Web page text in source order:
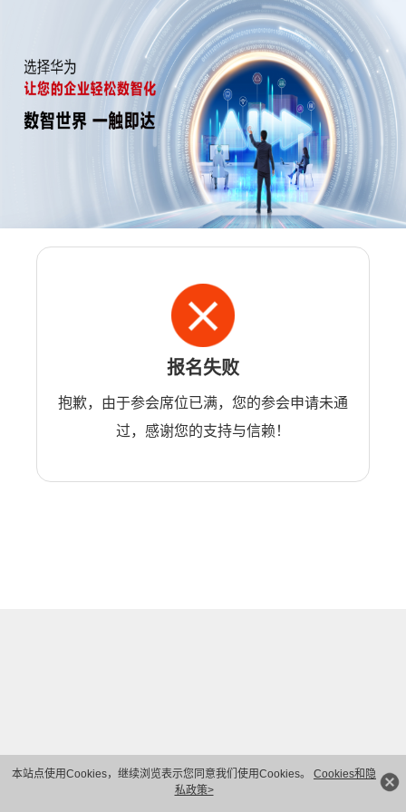
本站点使用Cookies，继续浏览表示您同意我们使用Cookies。 Cookies和隐
私政策>
报名失败
抱歉，由于参会席位已满，您的参会申请未通
过，感谢您的支持与信赖！